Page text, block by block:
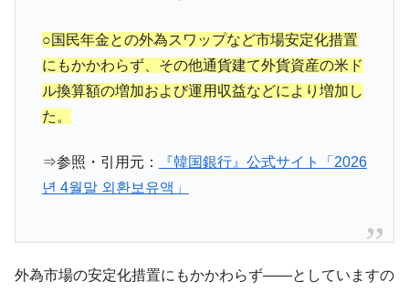
○国民年金との外為スワップなど市場安定化措置
にもかかわらず、その他通貨建て外貨資産の米ド
ル換算額の増加および運用収益などにより増加し
た。
⇒参照・引用元：
『韓国銀行』公式サイト「2026
년 4월말 외환보유액」
外為市場の安定化措置にもかかわらず――としていますの